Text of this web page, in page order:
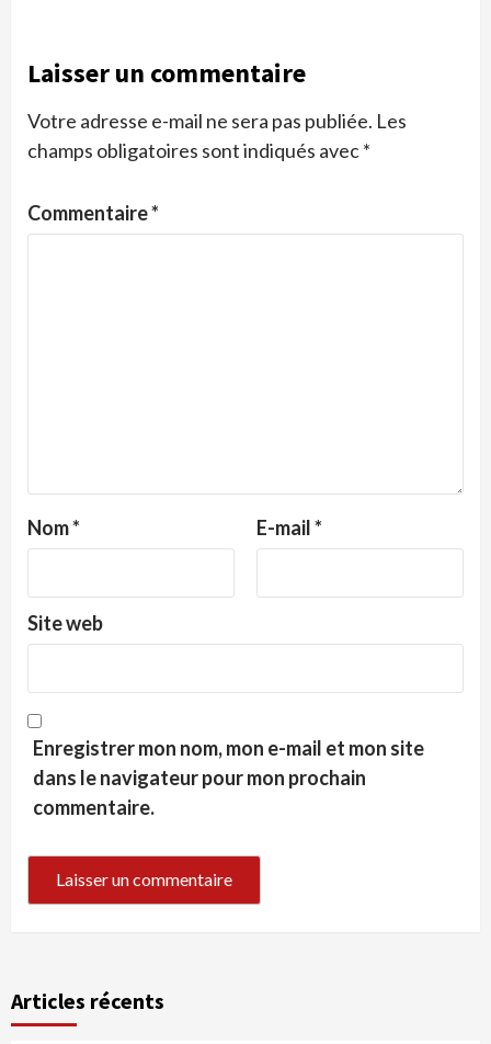
Laisser un commentaire
Votre adresse e-mail ne sera pas publiée. Les
champs obligatoires sont indiqués avec*
Commentaire*
Nom* E-mail*
Site web
Enregistrer mon nom, mon e-mail et mon site
dans le navigateur pour mon prochain
commentaire.
Articles récents